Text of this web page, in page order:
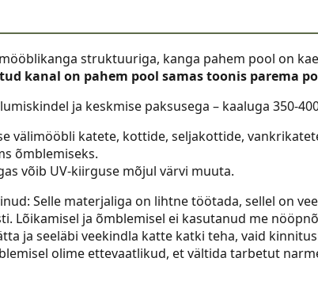
struktuuriga, kanga pahem pool on
kanal on pahem pool samas toonis parema
ja keskmise paksusega – kaaluga 350-
välimööbli katete, kottide, seljakottide,
õmblemiseks.
võib UV-kiirguse mõjul värvi muuta.
Selle materjaliga on lihtne töötada, sellel on
Lõikamisel ja õmblemisel ei kasutanud me
ja seeläbi veekindla katte katki teha, vaid
olime ettevaatlikud, et vältida tarbetut